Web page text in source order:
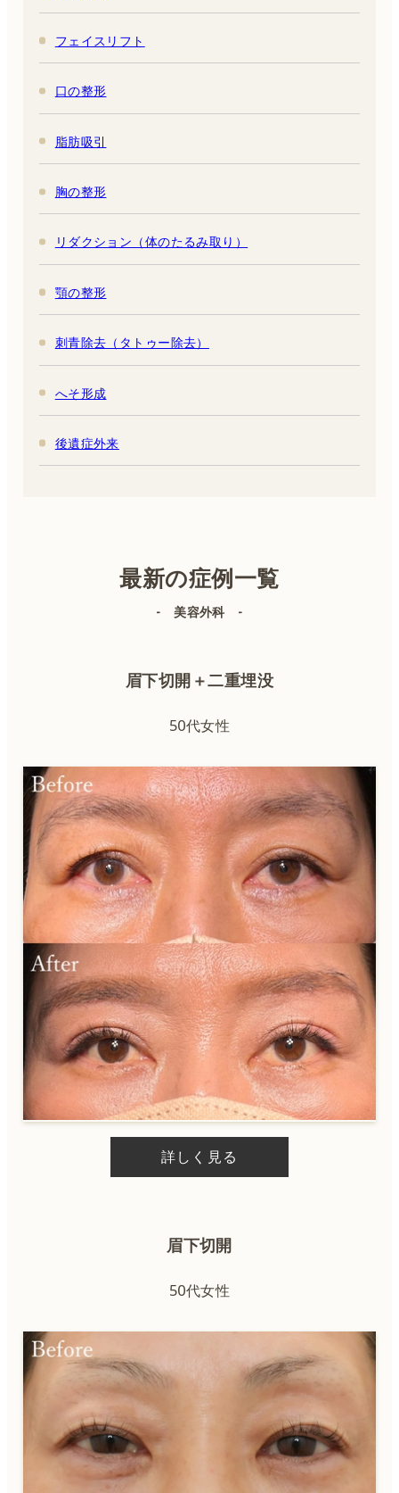
フェイスリフト
口の整形
脂肪吸引
胸の整形
リダクション（体のたるみ取り）
顎の整形
刺青除去（タトゥー除去）
へそ形成
後遺症外来
最新の症例一覧
- 美容外科 -
眉下切開＋二重埋没
50代女性
詳しく見る
眉下切開
50代女性